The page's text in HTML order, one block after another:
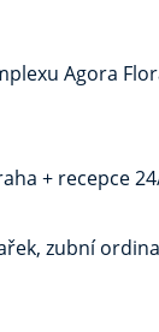
Agora
+ recepce
zubní